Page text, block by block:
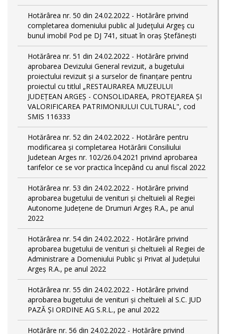
Hotărârea nr. 50 din 24.02.2022 - Hotărâre privind
completarea domeniului public al Judeţului Argeş cu
bunul imobil Pod pe DJ 741, situat în oraș Ștefănești
Hotărârea nr. 51 din 24.02.2022 - Hotărâre privind
aprobarea Devizului General revizuit, a bugetului
proiectului revizuit și a surselor de finanțare pentru
proiectul cu titlul „RESTAURAREA MUZEULUI
JUDEȚEAN ARGEȘ - CONSOLIDAREA, PROTEJAREA ȘI
VALORIFICAREA PATRIMONIULUI CULTURAL", cod
SMIS 116333
Hotărârea nr. 52 din 24.02.2022 - Hotărâre pentru
modificarea și completarea Hotărârii Consiliului
Judetean Arges nr. 102/26.04.2021 privind aprobarea
tarifelor ce se vor practica începând cu anul fiscal 2022
Hotărârea nr. 53 din 24.02.2022 - Hotărâre privind
aprobarea bugetului de venituri și cheltuieli al Regiei
Autonome Județene de Drumuri Argeș R.A., pe anul
2022
Hotărârea nr. 54 din 24.02.2022 - Hotărâre privind
aprobarea bugetului de venituri și cheltuieli al Regiei de
Administrare a Domeniului Public și Privat al Județului
Argeș R.A., pe anul 2022
Hotărârea nr. 55 din 24.02.2022 - Hotărâre privind
aprobarea bugetului de venituri și cheltuieli al S.C. JUD
PAZĂ ȘI ORDINE AG S.R.L., pe anul 2022
Hotărâre nr. 56 din 24.02.2022 - Hotărâre privind